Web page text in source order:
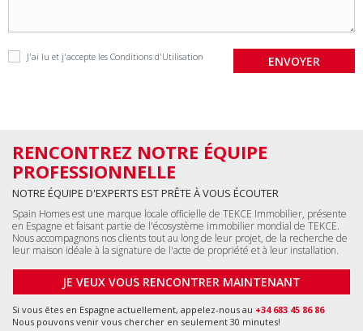
J'ai lu et j'accepte les Conditions d'Utilisation
RENCONTREZ NOTRE ÉQUIPE
PROFESSIONNELLE
NOTRE ÉQUIPE D'EXPERTS EST PRÊTE À VOUS ÉCOUTER
Spain Homes est une marque locale officielle de TEKCE Immobilier, présente
en Espagne et faisant partie de l'écosystème immobilier mondial de TEKCE.
Nous accompagnons nos clients tout au long de leur projet, de la recherche de
leur maison idéale à la signature de l'acte de propriété et à leur installation.
JE VEUX VOUS RENCONTRER MAINTENANT
Si vous êtes en Espagne actuellement, appelez-nous au +34 683 45 86 86
Nous pouvons venir vous chercher en seulement 30 minutes!